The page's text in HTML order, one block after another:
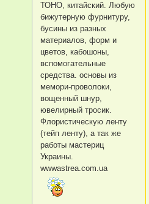
ТОНО, китайский. Любую
бижутерную фурнитуру,
бусины из разных
материалов, форм и
цветов, кабошоны,
вспомогательные
средства. основы из
мемори-проволоки,
вощенный шнур,
ювелирный тросик.
Флористическую ленту
(тейп ленту), а так же
работы мастериц
Украины.
wwwastrea.com.ua